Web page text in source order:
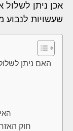
אכן ניתן
שעשויות לנבוע
האם ניתן
חוק